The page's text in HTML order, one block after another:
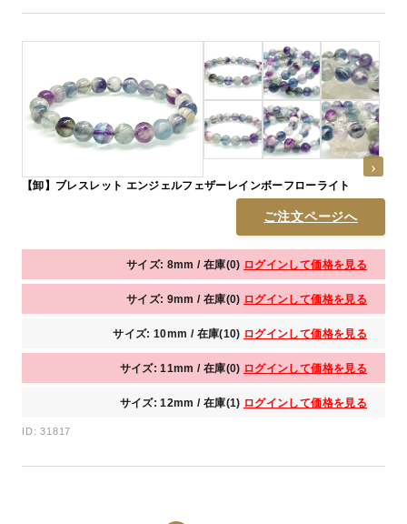
【卸】ブレスレット エンジェルフェザーレインボーフローライト
ご注文ページへ
サイズ: 8mm / 在庫(0) ログインして価格を見る
サイズ: 9mm / 在庫(0) ログインして価格を見る
サイズ: 10mm / 在庫(10) ログインして価格を見る
サイズ: 11mm / 在庫(0) ログインして価格を見る
サイズ: 12mm / 在庫(1) ログインして価格を見る
ID: 31817